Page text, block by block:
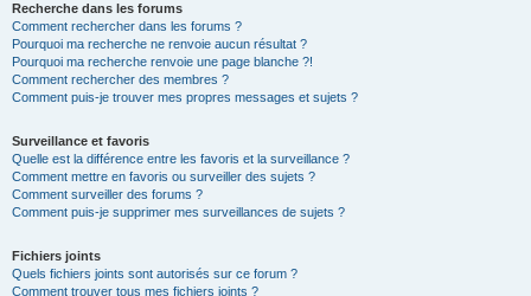
Recherche dans les forums
Comment rechercher dans les forums ?
Pourquoi ma recherche ne renvoie aucun résultat ?
Pourquoi ma recherche renvoie une page blanche ?!
Comment rechercher des membres ?
Comment puis-je trouver mes propres messages et sujets ?
Surveillance et favoris
Quelle est la différence entre les favoris et la surveillance ?
Comment mettre en favoris ou surveiller des sujets ?
Comment surveiller des forums ?
Comment puis-je supprimer mes surveillances de sujets ?
Fichiers joints
Quels fichiers joints sont autorisés sur ce forum ?
Comment trouver tous mes fichiers joints ?